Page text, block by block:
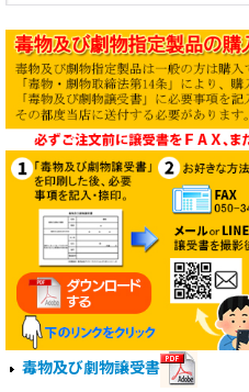
毒物及び劇物譲受書